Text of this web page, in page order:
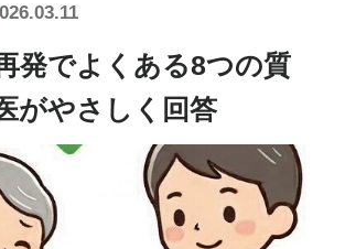
ュー・料金
ざの再生医療とは
幹細胞治療
PRP治療
幹細胞培養上清液
医療とは
ター紹介
発でよくある8つの質
がやさしく回答